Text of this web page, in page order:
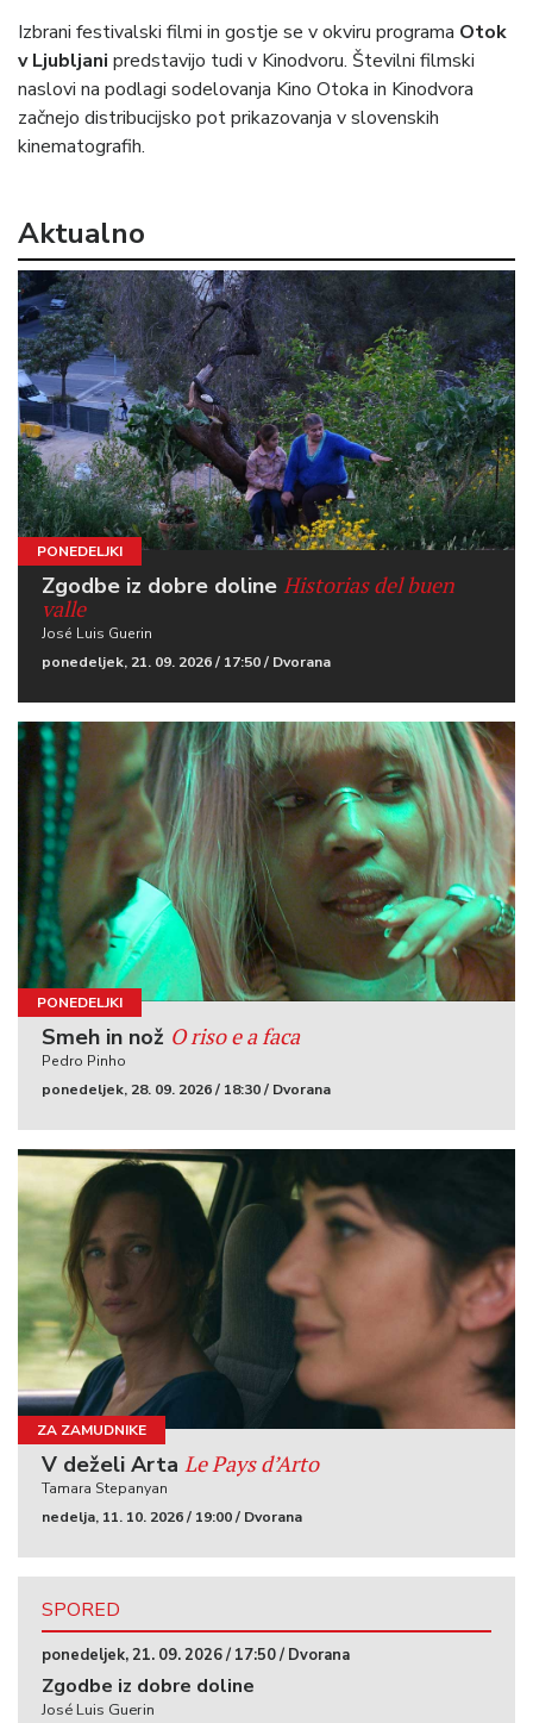
Izbrani festivalski filmi in gostje se v okviru programa Otok
v Ljubljani predstavijo tudi v Kinodvoru. Številni filmski
naslovi na podlagi sodelovanja Kino Otoka in Kinodvora
začnejo distribucijsko pot prikazovanja v slovenskih
kinematografih.
Aktualno
PONEDELJKI
Zgodbe iz dobre doline Historias del buen
valle
José Luis Guerin
ponedeljek, 21. 09. 2026 / 17:50 / Dvorana
PONEDELJKI
Smeh in nož O riso e a faca
Pedro Pinho
ponedeljek, 28. 09. 2026 / 18:30 / Dvorana
ZA ZAMUDNIKE
V deželi Arta Le Pays d’Arto
Tamara Stepanyan
nedelja, 11. 10. 2026 / 19:00 / Dvorana
SPORED
ponedeljek, 21. 09. 2026 / 17:50 / Dvorana
Zgodbe iz dobre doline
José Luis Guerin